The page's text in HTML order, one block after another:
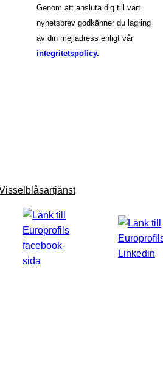
Genom att ansluta dig till vårt
nyhetsbrev godkänner du lagring
av din mejladress enligt vår
integritetspolicy.